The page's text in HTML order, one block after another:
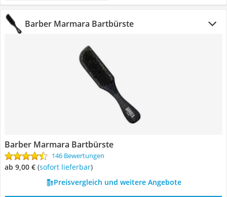
Barber Marmara Bartbürste
Barber Marmara Bartbürste
146 Bewertungen
ab 9,00 € ( Sofort lieferbar)
Preisvergleich und weitere Angebote